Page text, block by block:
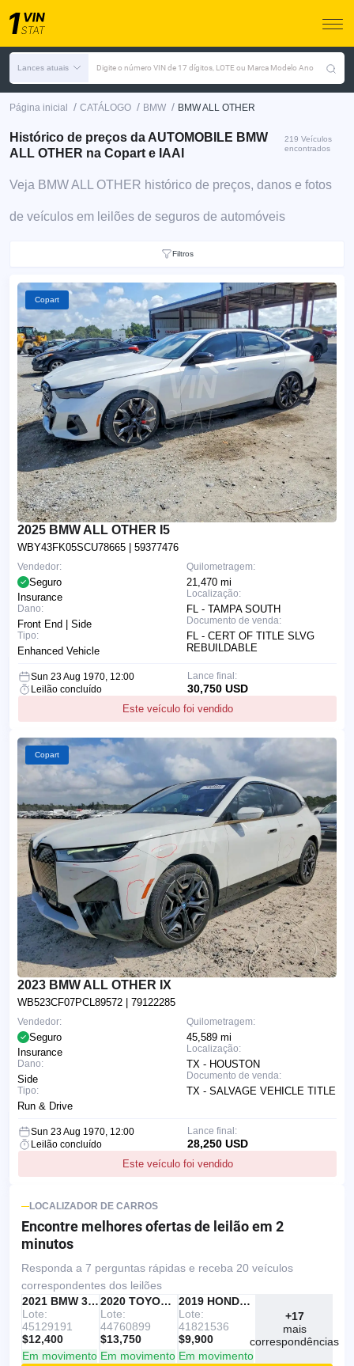
Lances atuais Digite o número VIN de 17 dígitos, LOTE ou Marca Modelo Ano
Página inicial / CATÁLOGO / BMW / BMW ALL OTHER
Histórico de preços da AUTOMOBILE BMW
ALL OTHER na Copart e IAAI
219 Veículos
encontrados
Veja BMW ALL OTHER histórico de preços, danos e fotos
de veículos em leilões de seguros de automóveis
Filtros
Copart
2025 BMW ALL OTHER I5
WBY43FK05SCU78665 | 59377476
Quilometragem:
21,470 mi
Localização:
FL - TAMPA SOUTH
Documento de venda:
FL - CERT OF TITLE SLVG
REBUILDABLE
Vendedor:
Seguro
Insurance
Dano:
Front End | Side
Tipo:
Enhanced Vehicle
Sun 23 Aug 1970, 12:00
Leilão concluído
Este veículo foi vendido
Lance final:
30,750 USD
Copart
2023 BMW ALL OTHER IX
WB523CF07PCL89572 | 79122285
Quilometragem:
45,589 mi
Localização:
TX - HOUSTON
Documento de venda:
TX - SALVAGE VEHICLE TITLE
Vendedor:
Seguro
Insurance
Dano:
Side
Tipo:
Run & Drive
Sun 23 Aug 1970, 12:00
Leilão concluído
Este veículo foi vendido
Lance final:
28,250 USD
LOCALIZADOR DE CARROS
Encontre melhores ofertasde leilão em 2
minutos
Responda a 7 perguntas rápidas e receba 20 veículos
correspondentes dos leilões
IAAI
RECOMENDADO
2021 BMW 330I
Lote:
45129191
$12,400
Em movimento
IAAI
2020 TOYOTA RAV4
Lote:
44760899
$13,750
Em movimento
Copart
2019 HONDA ACCORD
Lote:
41821536
$9,900
Em movimento
+17
mais
correspondências